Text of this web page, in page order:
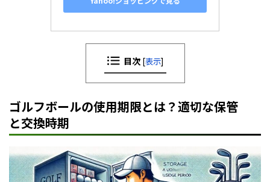
目次 [表示]
ゴルフボールの使用期限とは？適切な保管
と交換時期